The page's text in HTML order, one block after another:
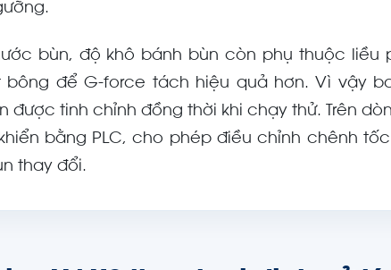
bùn, độ khô bánh bùn còn phụ thuộc
bông để G-force tách hiệu quả hơn. Vì vậy
được tinh chỉnh đồng thời khi chạy thử. Trên
bằng PLC, cho phép điều chỉnh chênh
thay đổi.